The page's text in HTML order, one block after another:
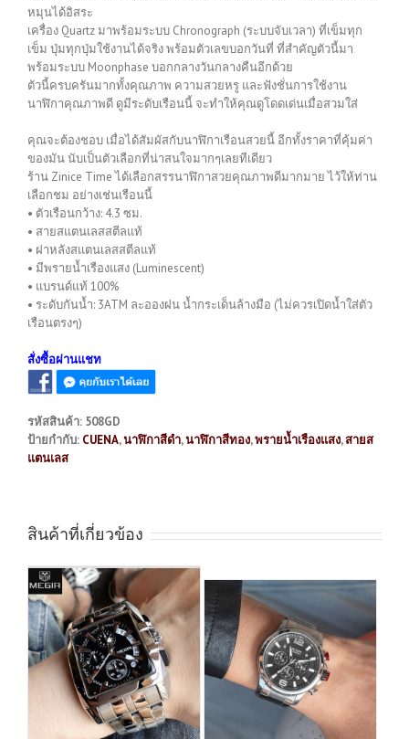
หมุนได้อิสระ
เครื่อง Quartz มาพร้อมระบบ Chronograph (ระบบจับเวลา) ที่เข็มทุก
เข็ม ปุ่มทุกปุ่มใช้งานได้จริง พร้อมตัวเลขบอกวันที่ ที่สำคัญตัวนี้มา
พร้อมระบบ Moonphase บอกกลางวันกลางคืนอีกด้วย
ตัวนี้ครบครันมากทั้งคุณภาพ ความสวยหรู และฟังชั่นการใช้งาน
นาฬิกาคุณภาพดี ดูมีระดับเรือนนี้ จะทำให้คุณดูโดดเด่นเมื่อสวมใส่
คุณจะต้องชอบ เมื่อได้สัมผัสกับนาฬิกาเรือนสวยนี้ อีกทั้งราคาที่คุ้มค่า
ของมัน นับเป็นตัวเลือกที่น่าสนใจมากๆเลยทีเดียว
ร้าน Zinice Time ได้เลือกสรรนาฬิกาสวยคุณภาพดีมากมาย ไว้ให้ท่าน
เลือกชม อย่างเช่นเรือนนี้
• ตัวเรือนกว้าง: 4.3 ซม.
• สายสแตนเลสสตีลแท้
• ฝาหลังสแตนเลสสตีลแท้
• มีพรายน้ำเรืองแสง (Luminescent)
• แบรนด์แท้ 100%
• ระดับกันน้ำ: 3ATM ละอองฝน น้ำกระเด็นล้างมือ (ไม่ควรเปิดน้ำใส่ตัว
เรือนตรงๆ)
สั่งซื้อผ่านแชท
รหัสสินค้า: 508GD
ป้ายกำกับ: CUENA,นาฬิกาสีดำ,นาฬิกาสีทอง,พรายน้ำเรืองแสง,สายส
แตนเลส
สินค้าที่เกี่ยวข้อง